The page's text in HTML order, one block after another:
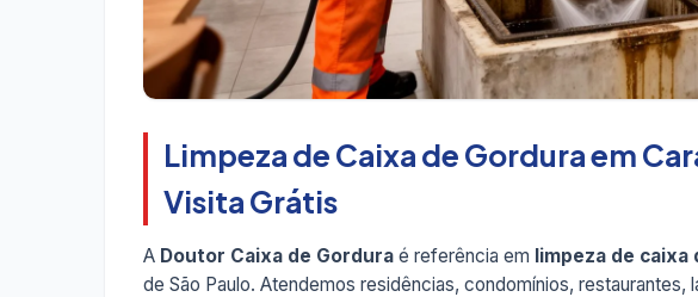
Limpeza de Caixa de Gordura em
Visita Grátis
A Doutor Caixa de Gordura é referência em limpeza de caixa
de São Paulo. Atendemos residências, condomínios, restaurantes,